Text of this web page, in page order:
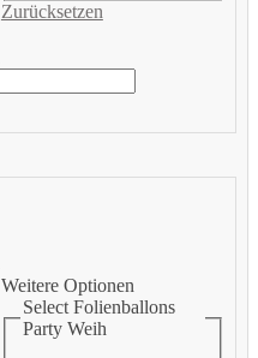
Zurücksetzen
Weitere Optionen
Select Folienballons
Party Weih